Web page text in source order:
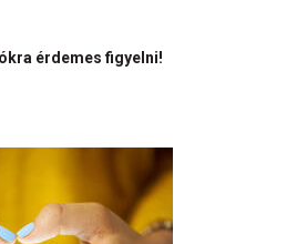
érdemes figyelni!